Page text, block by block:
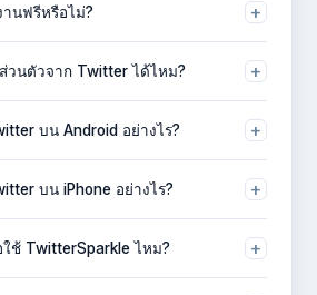
X ไม่ต้องมีบัญชีหรือ install แอป
นฟรีหรือไม่? +
วนตัวจาก Twitter ได้ไหม? +
ทนต์จากบัญชีส่วนตัวไม่สามารถเข้าถึงได้
บน Android อย่างไร? +
ตะดาวน์โหลด
บน iPhone อย่างไร? +
ลือกคุณภาพที่ต้องการดาวน์โหลด
ช้ TwitterSparkle ไหม? +